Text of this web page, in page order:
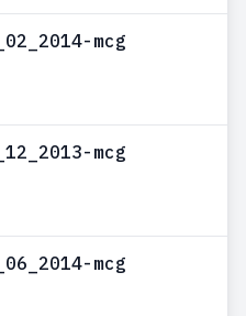
mcg
mcg
mcg